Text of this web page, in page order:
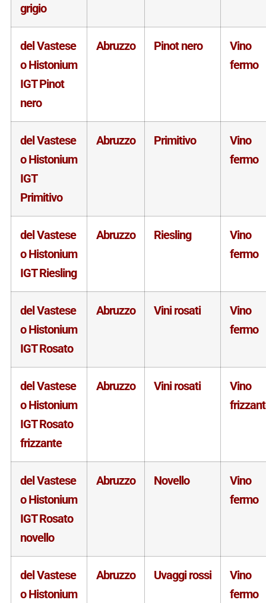
grigio
del Vastese
o Histonium
IGT Pinot
nero
Abruzzo Pinot nero
Vino
fermo
del Vastese
o Histonium
IGT
Primitivo
Abruzzo Primitivo
Vino
fermo
del Vastese
o Histonium
IGT Riesling
Abruzzo Riesling
Vino
fermo
del Vastese
o Histonium
IGT Rosato
Abruzzo Vini rosati
Vino
fermo
del Vastese
o Histonium
IGT Rosato
frizzante
Abruzzo Vini rosati
Vino
del Vastese
o Histonium
IGT Rosato
novello
Abruzzo Novello
Vino
fermo
del Vastese
o Histonium
Abruzzo Uvaggi rossi
Vino
fermo